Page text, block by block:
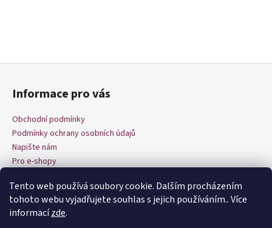
Tento web používá soubory cookie. Dalším procházením
tohoto webu vyjadřujete souhlas s jejich používáním.. Více
informacízde.
Z
Informace pro vás
Obchodní podmínky
Podmínky ochrany osobních údajů
Napište nám
Pro e-shopy